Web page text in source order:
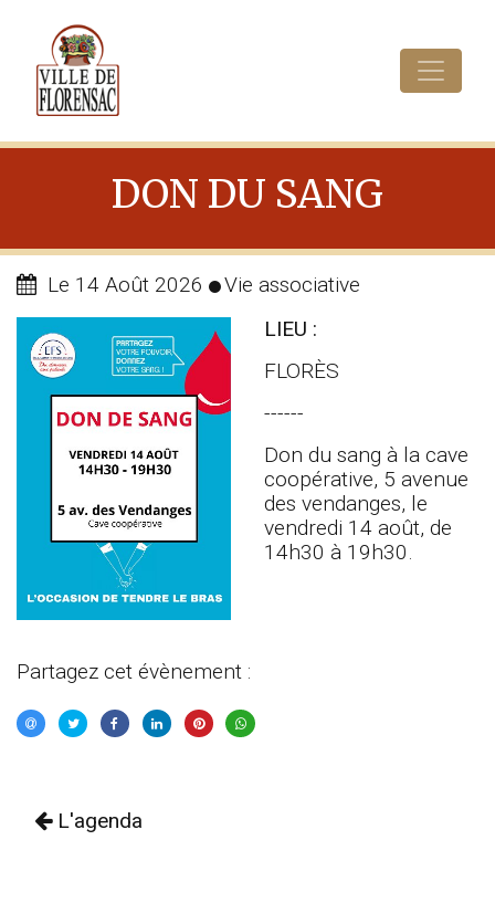
DON DU SANG
Le 14 Août 2026
Vie associative
LIEU :
FLORÈS
------
Don du sang à la cave
coopérative, 5 avenue
des vendanges, le
vendredi 14 août, de
14h30 à 19h30.
Partagez cet évènement :
L'agenda